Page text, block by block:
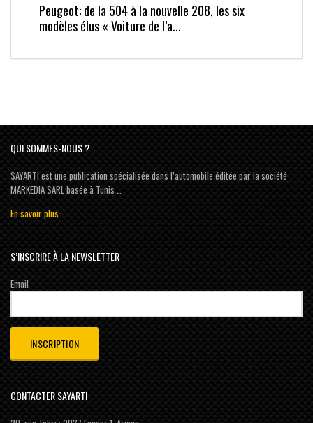
Peugeot: de la 504 à la nouvelle 208, les six
modèles élus « Voiture de l’a...
QUI SOMMES-NOUS ?
SAYARTI est une publication spécialisée dans l’automobile éditée par la société
MARKEDIA SARL basée à Tunis …
En savoir plus
S’INSCRIRE À LA NEWSLETTER
Email
CONTACTER SAYARTI